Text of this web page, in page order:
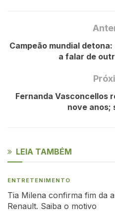
Campeão mundial
a falar de
Fernanda Vasconcellos
nove anos;
LEIA TAMBÉM
ENTRETENIMENTO
Tia Milena confirma fim da
Renault. Saiba o motivo